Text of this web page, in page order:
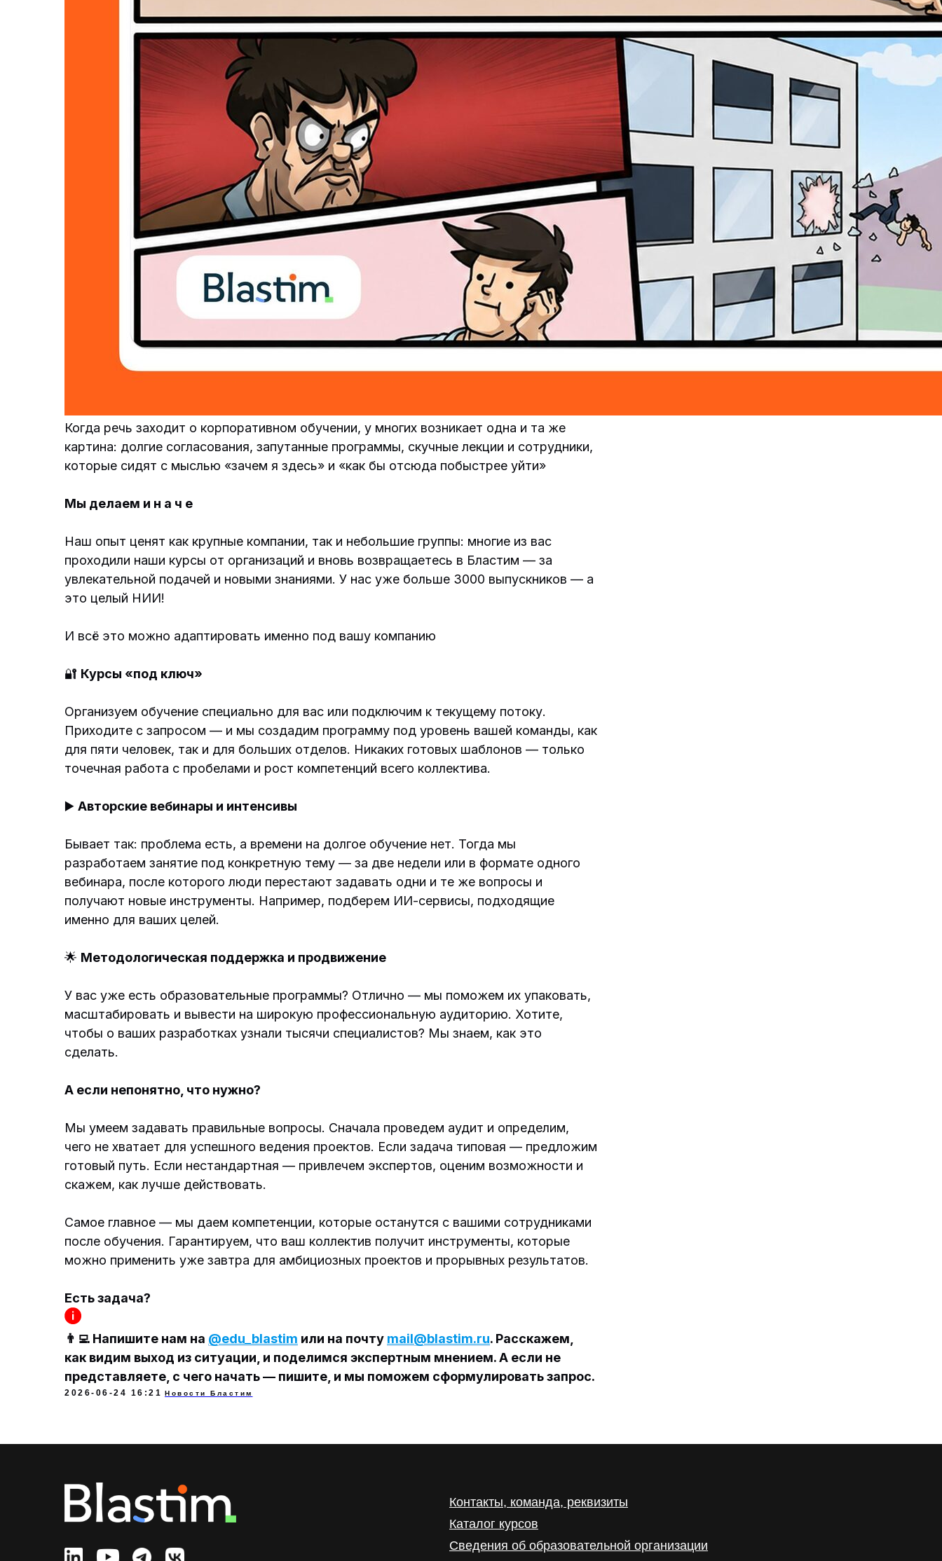
Когда речь заходит о корпоративном обучении, у многих возникает одна и та же
картина: долгие согласования, запутанные программы, скучные лекции и сотрудники,
которые сидят с мыслью «зачем я здесь» и «как бы отсюда побыстрее уйти»
Мы делаем и н а ч е
Наш опыт ценят как крупные компании, так и небольшие группы: многие из вас
проходили наши курсы от организаций и вновь возвращаетесь в Бластим — за
увлекательной подачей и новыми знаниями. У нас уже больше 3000 выпускников — а
это целый НИИ!
И всё это можно адаптировать именно под вашу компанию
🔐 Курсы «под ключ»
Организуем обучение специально для вас или подключим к текущему потоку.
Приходите с запросом — и мы создадим программу под уровень вашей команды, как
для пяти человек, так и для больших отделов. Никаких готовых шаблонов — только
точечная работа с пробелами и рост компетенций всего коллектива.
▶️ Авторские вебинары и интенсивы
Бывает так: проблема есть, а времени на долгое обучение нет. Тогда мы
разработаем занятие под конкретную тему — за две недели или в формате одного
вебинара, после которого люди перестают задавать одни и те же вопросы и
получают новые инструменты. Например, подберем ИИ-сервисы, подходящие
именно для ваших целей.
🌟 Методологическая поддержка и продвижение
У вас уже есть образовательные программы? Отлично — мы поможем их упаковать,
масштабировать и вывести на широкую профессиональную аудиторию. Хотите,
чтобы о ваших разработках узнали тысячи специалистов? Мы знаем, как это
сделать.
А если непонятно, что нужно?
Мы умеем задавать правильные вопросы. Сначала проведем аудит и определим,
чего не хватает для успешного ведения проектов. Если задача типовая — предложим
готовый путь. Если нестандартная — привлечем экспертов, оценим возможности и
скажем, как лучше действовать.
Самое главное — мы даем компетенции, которые останутся с вашими сотрудниками
после обучения. Гарантируем, что ваш коллектив получит инструменты, которые
можно применить уже завтра для амбициозных проектов и прорывных результатов.
Есть задача?
👨‍💻 Напишите нам на @edu_blastim или на почту mail@blastim.ru. Расскажем,
как видим выход из ситуации, и поделимся экспертным мнением. А если не
представляете, с чего начать — пишите, и мы поможем сформулировать запрос.
2026-06-24 16:21 Новости Бластим
Сведения об образовательной организации
Каталог курсов
Контакты, команда, реквизиты